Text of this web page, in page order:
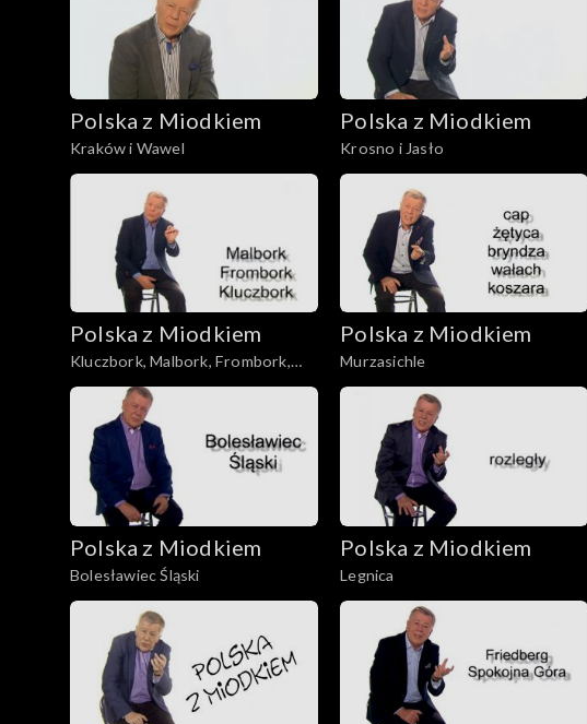
Polska z Miodkiem
Kraków i Wawel
Polska z Miodkiem
Krosno i Jasło
Polska z Miodkiem
Kluczbork, Malbork, Frombork,
Wałbrzych
Polska z Miodkiem
Murzasichle
Polska z Miodkiem
Bolesławiec Śląski
Polska z Miodkiem
Legnica